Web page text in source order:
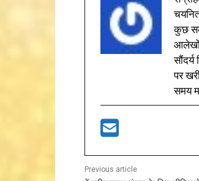
कुछ
आलेखों
पर
समय
Previous article